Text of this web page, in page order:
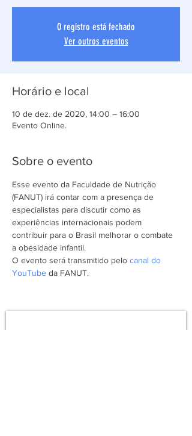
O registro está fechado
Ver outros eventos
Horário e local
10 de dez. de 2020, 14:00 – 16:00
Evento Online.
Sobre o evento
Esse evento da Faculdade de Nutrição
(FANUT) irá contar com a presença de
especialistas para discutir como as
experiências internacionais podem
contribuir para o Brasil melhorar o combate
a obesidade infantil.
O evento será transmitido pelo canal do
YouTube da FANUT.